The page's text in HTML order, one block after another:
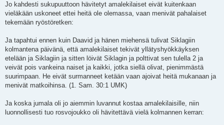
Jo kahdesti sukupuuttoon hävitetyt amalekilaiset eivät kuitenkaan
vieläkään uskoneet ettei heitä ole olemassa, vaan menivät pahalaiset
tekemään ryöstöretken:
Ja tapahtui ennen kuin Daavid ja hänen miehensä tulivat Siklagiin
kolmantena päivänä, että amalekilaiset tekivät yllätyshyökkäyksen
etelään ja Siklagiin ja sitten löivät Siklagin ja polttivat sen tulella 2 ja
veivät pois vankeina naiset ja kaikki, jotka siellä olivat, pienimmästä
suurimpaan. He eivät surmanneet ketään vaan ajoivat heitä mukanaan ja
menivät matkoihinsa. (1. Sam. 30:1 UMK)
Ja koska jumala oli jo aiemmin luvannut kostaa amalekilaisille, niin
luonnollisesti tuo rosvojoukko oli hävitettävä vielä kolmannen kerran: